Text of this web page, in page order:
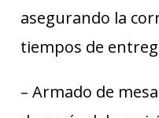
asegurando la
tiempos de
– Armado de